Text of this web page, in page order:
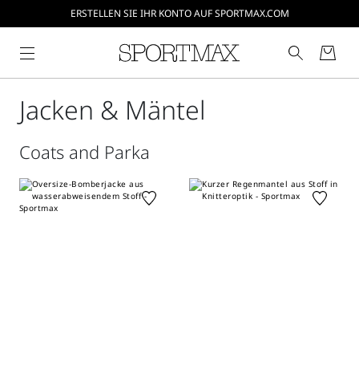
ERSTELLEN SIE IHR KONTO AUF SPORTMAX.COM
Jacken & Mäntel
Coats and Parka